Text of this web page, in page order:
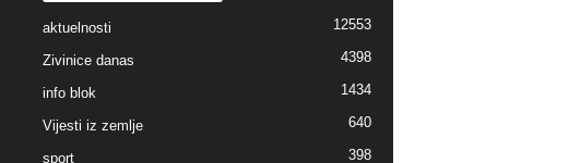
aktuelnosti 12553
Zivinice danas 4398
info blok 1434
Vijesti iz zemlje 640
sport 398